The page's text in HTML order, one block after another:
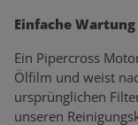
Einfache
Ein Pipercross
Ölfilm und weist
ursprünglichen
unseren